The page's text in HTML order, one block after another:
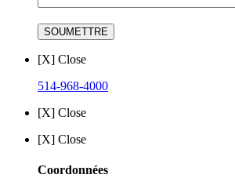
[X] Close
514-968-4000
[X] Close
[X] Close
Coordonnées